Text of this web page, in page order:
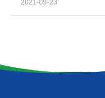
2021-09-23